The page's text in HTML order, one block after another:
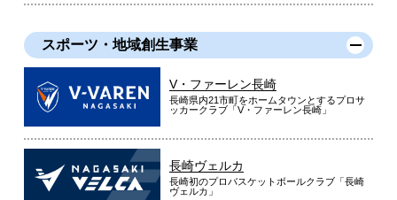
スポーツ・地域創生事業
V・ファーレン長崎
長崎県内21市町をホームタウンとするプロサ
ッカークラブ「V・ファーレン長崎」
長崎ヴェルカ
長崎初のプロバスケットボールクラブ「長崎
ヴェルカ」